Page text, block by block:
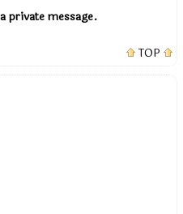
private message.
TOP